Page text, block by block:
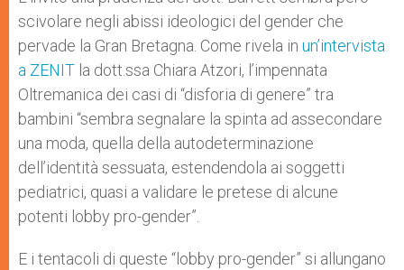
scivolare negli abissi ideologici del gender che
pervade la Gran Bretagna. Come rivela in un’intervista
a ZENIT la dott.ssa Chiara Atzori, l’impennata
Oltremanica dei casi di “disforia di genere” tra
bambini “sembra segnalare la spinta ad assecondare
una moda, quella della autodeterminazione
dell’identità sessuata, estendendola ai soggetti
pediatrici, quasi a validare le pretese di alcune
potenti lobby pro-gender”.
E i tentacoli di queste “lobby pro-gender” si allungano